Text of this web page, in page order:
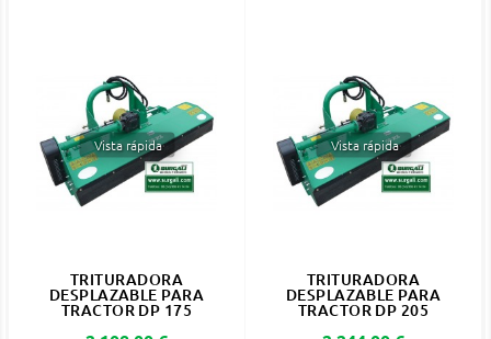
Vista rápida
TRITURADORA
DESPLAZABLE PARA
TRACTOR DP 175
Vista rápida
TRITURADORA
DESPLAZABLE PARA
TRACTOR DP 205